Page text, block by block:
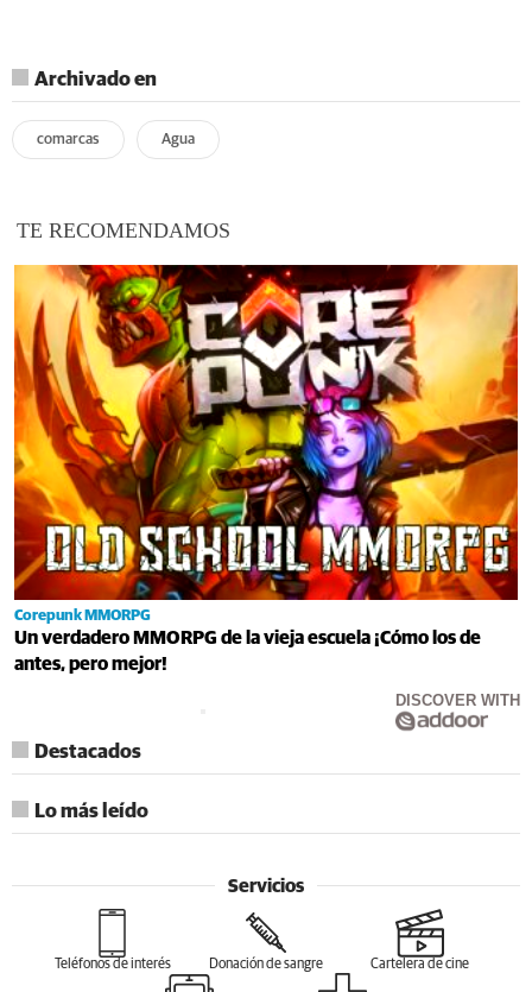
Archivado en
comarcas Agua
TE RECOMENDAMOS
Corepunk MMORPG
Un verdadero MMORPG de la vieja escuela ¡Cómo los de
antes, pero mejor!
DISCOVER WITH
Destacados
Lo más leído
Servicios
Teléfonos de interés Donación de sangre Cartelera de cine